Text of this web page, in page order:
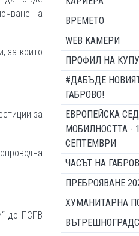
на
за които
за
до ПСПВ
ВРЕМЕТО
WEB КАМЕРИ
ПРОФИЛ НА
#ДАБЪДЕ
ГАБРОВО!
ЕВРОПЕЙСКА
МОБИЛНОСТТА -
СЕПТЕМВРИ
ЧАСЪТ НА
ПРЕБРОЯВАНЕ
ХУМАНИТАРНА